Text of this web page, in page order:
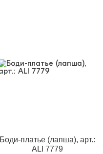
Боди-платье (лапша), арт.:
ALI 7779